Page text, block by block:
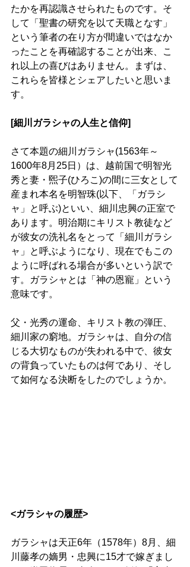
たかを再認識させられたものです。そ
して「聖書の研究を以て天職となす」
という筆者の在り方が間違いではなか
ったことを再確認することが出来、こ
れ以上の喜びはありません。まずは、
これらを皆様とシェアしたいと思いま
す。
[細川ガラシャの人生と信仰]
さて本題の細川ガラシャ(1563年～
1600年8月25日）は、越前国で明智光
秀と妻・煕子(ひろこ)の間に三女として
産まれ本名を明智珠(以下、「ガラシ
ャ」と呼ぶ)といい、細川忠興の正室で
あります。明治期にキリスト教徒など
が彼女の洗礼名をとって「細川ガラシ
ャ」と呼ぶようになり、現在でもこの
ように呼ばれる場合が多いという訳で
す。ガラシャとは「神の恩寵」という
意味です。
父・光秀の運命、キリスト教の弾圧、
細川家の窮地。ガラシャは、自分の信
じる大切なものが失われる中で、彼女
の背負っていたものは何であり、そし
て如何なる決断をしたのでしょうか。
<ガラシャの履歴>
ガラシャは天正6年（1578年）8月、細
川藤孝の嫡男・忠興に15才で嫁ぎまし